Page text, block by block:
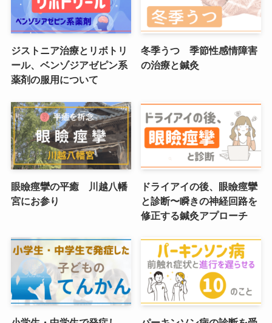
ジストニア治療とリボトリ
ール、ベンゾジアゼピン系
薬剤の服用について
冬季うつ 季節性感情障害
の治療と鍼灸
眼瞼痙攣の平癒 川越八幡
宮にお参り
ドライアイの後、眼瞼痙攣
と診断〜瞬きの神経回路を
修正する鍼灸アプローチ